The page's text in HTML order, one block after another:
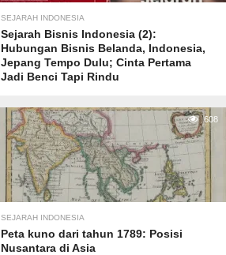
SEJARAH INDONESIA
Sejarah Bisnis Indonesia (2):
Hubungan Bisnis Belanda, Indonesia,
Jepang Tempo Dulu; Cinta Pertama
Jadi Benci Tapi Rindu
608
SEJARAH INDONESIA
Peta kuno dari tahun 1789: Posisi
Nusantara di Asia